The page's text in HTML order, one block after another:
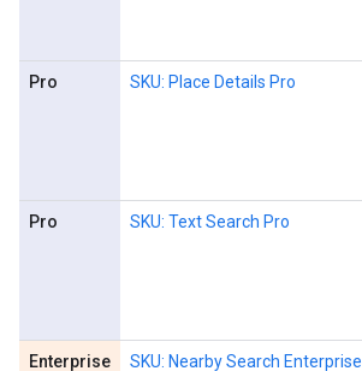
Pro SKU: Place Details Pro
Pro SKU: Text Search Pro
Enterprise SKU: Nearby Search Enterprise